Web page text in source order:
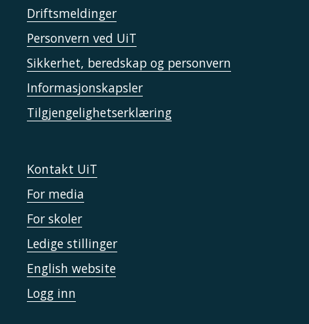
Driftsmeldinger
Personvern ved UiT
Sikkerhet, beredskap og personvern
Informasjonskapsler
Tilgjengelighetserklæring
Kontakt UiT
For media
For skoler
Ledige stillinger
English website
Logg inn